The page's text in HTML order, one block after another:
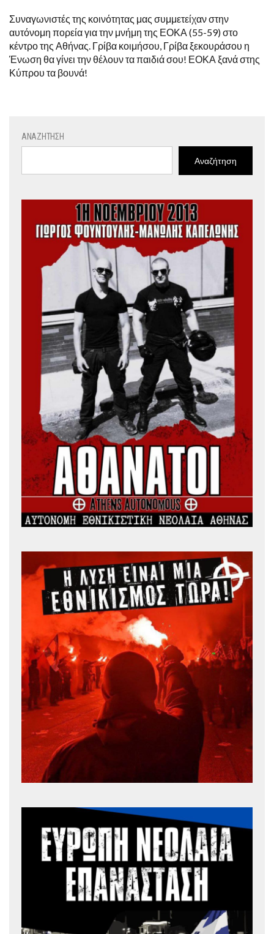
Συναγωνιστές της κοινότητας μας συμμετείχαν στην
αυτόνομη πορεία για την μνήμη της ΕΟΚΑ (55-59) στο
κέντρο της Αθήνας. Γρίβα κοιμήσου, Γρίβα ξεκουράσου η
Ένωση θα γίνει την θέλουν τα παιδιά σου! ΕΟΚΑ ξανά στης
Κύπρου τα βουνά!
ΑΝΑΖΉΤΗΣΗ
Αναζήτηση